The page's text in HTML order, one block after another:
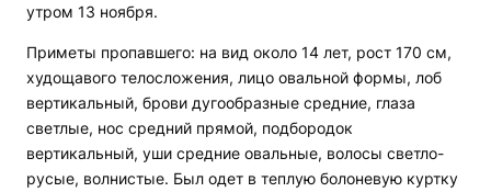
утром 13 ноября.
Приметы пропавшего: на вид около 14 лет, рост 170 см,
худощавого телосложения, лицо овальной формы, лоб
вертикальный, брови дугообразные средние, глаза
светлые, нос средний прямой, подбородок
вертикальный, уши средние овальные, волосы светло-
русые, волнистые. Был одет в теплую болоневую куртку